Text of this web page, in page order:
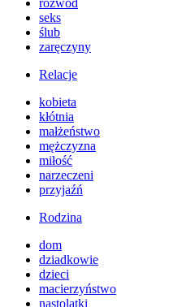
rozwód
seks
ślub
zaręczyny
Relacje
kobieta
kłótnia
małżeństwo
mężczyzna
miłość
narzeczeni
przyjaźń
Rodzina
dom
dziadkowie
dzieci
macierzyństwo
nastolatki